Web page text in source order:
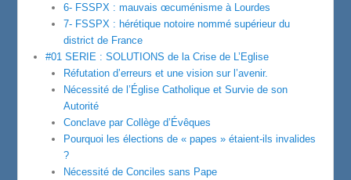
6- FSSPX : mauvais œcuménisme à Lourdes
7- FSSPX : hérétique notoire nommé supérieur du
district de France
#01 SERIE : SOLUTIONS de la Crise de L’Eglise
Réfutation d’erreurs et une vision sur l’avenir.
Nécessité de l’Église Catholique et Survie de son
Autorité
Conclave par Collège d’Évêques
Pourquoi les élections de « papes » étaient-ils invalides
?
Nécessité de Conciles sans Pape